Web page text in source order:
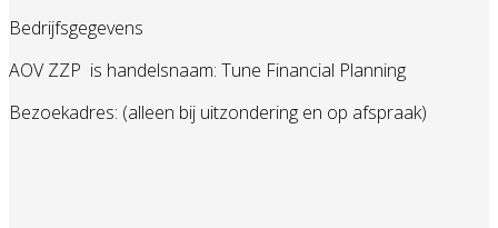
Bedrijfsgegevens
AOV ZZP is handelsnaam: Tune Financial Planning
Bezoekadres: (alleen bij uitzondering en op afspraak)